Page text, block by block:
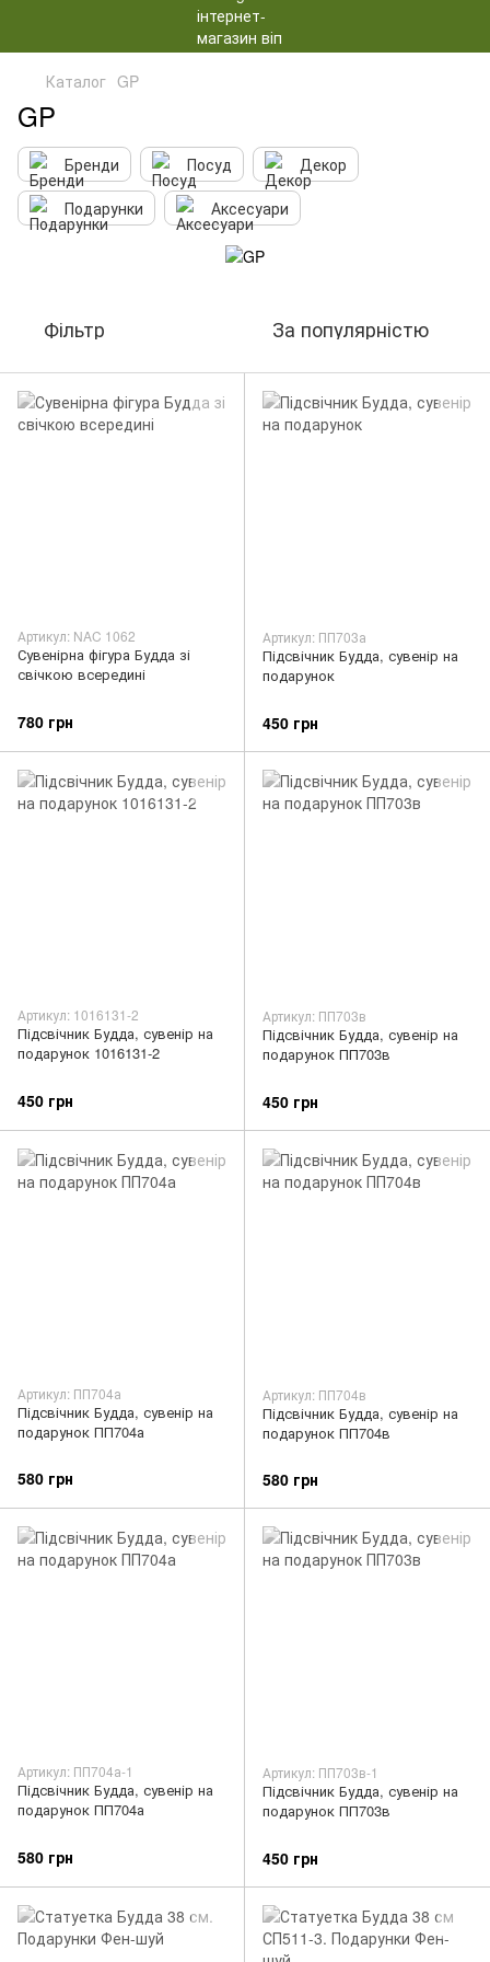
Каталог GP
GP
Бренди Посуд
Декор
Подарунки
Аксесуари
Фільтр За популярністю
Артикул: NAC 1062
Сувенірна фігура Будда зі
свічкою всередині
780 грн
Артикул: ПП703а
Підсвічник Будда, сувенір на
подарунок
450 грн
Артикул: 1016131-2
Підсвічник Будда, сувенір на
подарунок 1016131-2
450 грн
Артикул: ПП703в
Підсвічник Будда, сувенір на
подарунок ПП703в
450 грн
Артикул: ПП704а
Підсвічник Будда, сувенір на
подарунок ПП704а
580 грн
Артикул: ПП704в
Підсвічник Будда, сувенір на
подарунок ПП704в
580 грн
Артикул: ПП704а-1
Підсвічник Будда, сувенір на
подарунок ПП704а
580 грн
Артикул: ПП703в-1
Підсвічник Будда, сувенір на
подарунок ПП703в
450 грн